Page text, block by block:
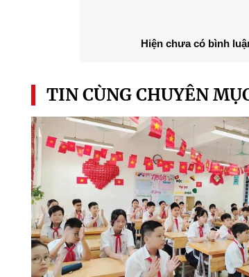
Hiện chưa có bình
TIN CÙNG CHUYÊN